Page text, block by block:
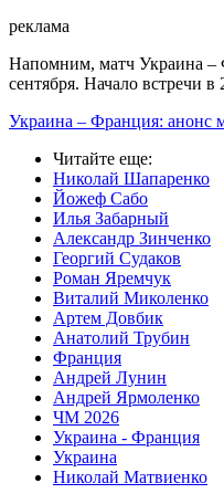
реклама
Напомним, матч Украина –
сентября. Начало встречи
Украина – Франция: анонс
Читайте еще:
Николай Шапаренко
Йожеф Сабо
Илья Забарный
Александр Зинченко
Георгий Судаков
Роман Яремчук
Виталий Миколенко
Артем Довбик
Анатолий Трубин
Франция
Андрей Лунин
Андрей Ярмоленко
ЧМ 2026
Украина - Франция
Украина
Николай Матвиенко